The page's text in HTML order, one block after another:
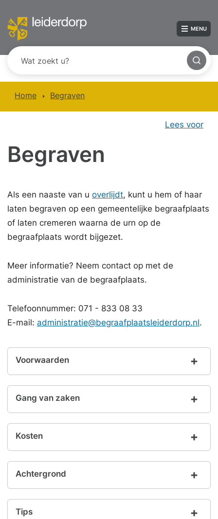
MENU
Home Begraven
Lees voor
Begraven
Als een naaste van u overlijdt, kunt u hem of haar
laten begraven op een gemeentelijke begraafplaats
of laten cremeren waarna de urn op de
begraafplaats wordt bijgezet.
Meer informatie? Neem contact op met de
administratie van de begraafplaats.
Telefoonnummer: 071 - 833 08 33
E-mail: administratie@begraafplaatsleiderdorp.nl.
Voorwaarden
Gang van zaken
Kosten
Achtergrond
Tips